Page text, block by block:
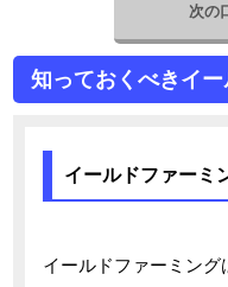
次の
知っておくべきイ
イールドファーミ
イールドファーミング